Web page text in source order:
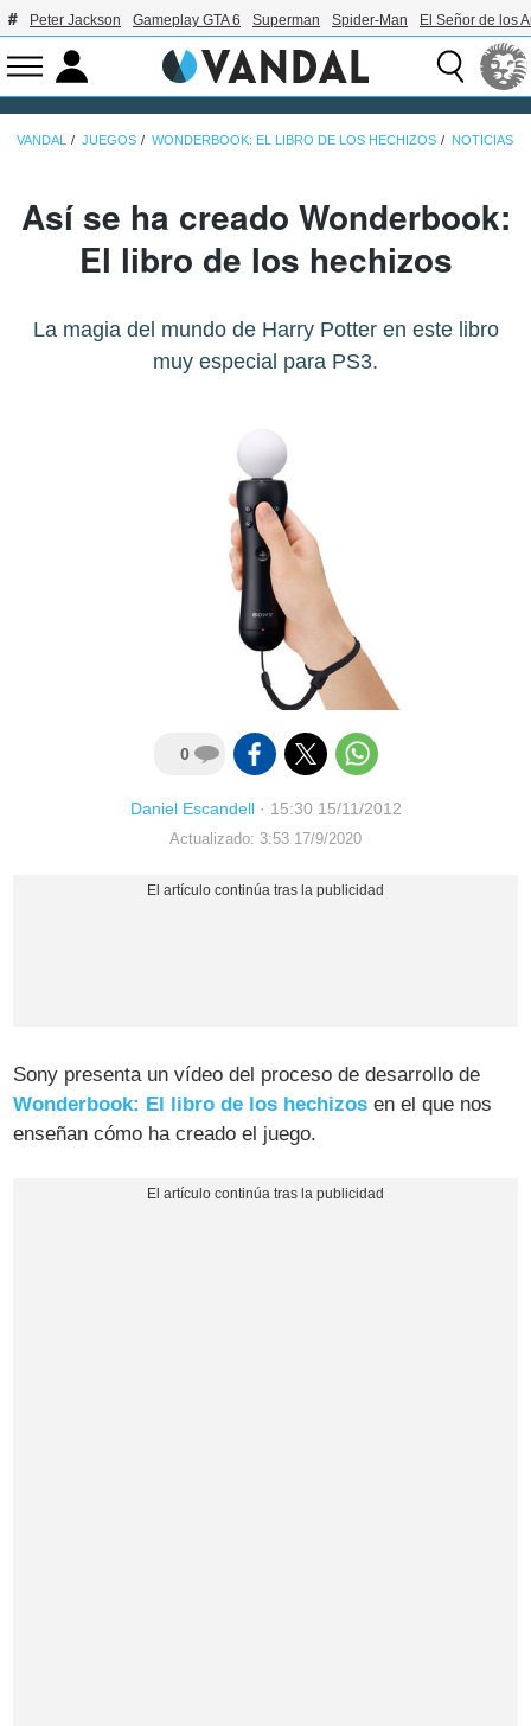
Peter Jackson Gameplay GTA 6 Superman Spider-Man El Señor de los
VANDAL JUEGOS WONDERBOOK: EL LIBRO DE LOS HECHIZOS NOTICIAS
Así se ha creado Wonderbook:
El libro de los hechizos
La magia del mundo de Harry Potter en este libro
muy especial para PS3.
0
Daniel Escandell· 15:30 15/11/2012
Actualizado: 3:53 17/9/2020
Sony presenta un vídeo del proceso de desarrollo de
Wonderbook: El libro de los hechizos en el que nos
enseñan cómo ha creado el juego.